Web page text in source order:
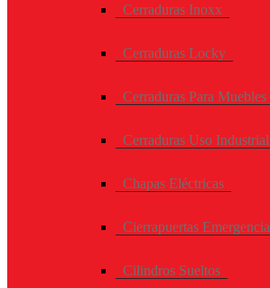
Cerraduras Inoxx
Cerraduras Locky
Cerraduras Para Muebles
Cerraduras Uso Industrial
Chapas Eléctricas
Cierrapuertas Emergencia
Cilindros Sueltos